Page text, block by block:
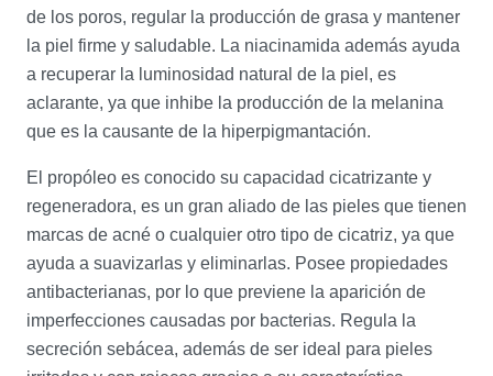
de los poros, regular la producción de grasa y mantener
la piel firme y saludable. La niacinamida además ayuda
a recuperar la luminosidad natural de la piel, es
aclarante, ya que inhibe la producción de la melanina
que es la causante de la hiperpigmantación.
El propóleo es conocido su capacidad cicatrizante y
regeneradora, es un gran aliado de las pieles que tienen
marcas de acné o cualquier otro tipo de cicatriz, ya que
ayuda a suavizarlas y eliminarlas. Posee propiedades
antibacterianas, por lo que previene la aparición de
imperfecciones causadas por bacterias. Regula la
secreción sebácea, además de ser ideal para pieles